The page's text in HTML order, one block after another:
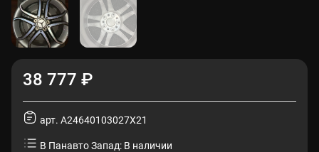
38 777 ₽
арт. A24640103027X21
В Панавто Запад: В наличии